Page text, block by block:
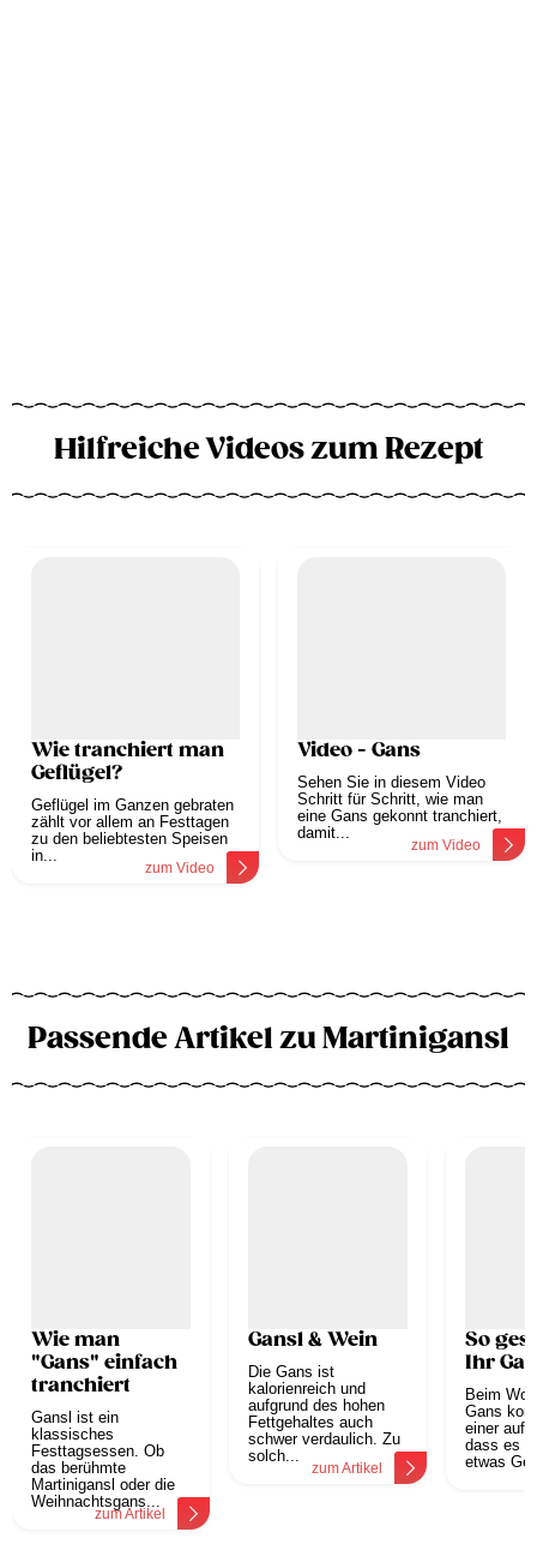
Hilfreiche Videos zum Rezept
Wie tranchiert man
Geflügel?
Geflügel im Ganzen gebraten
zählt vor allem an Festtagen
zu den beliebtesten Speisen
in...
zum Video
Video - Gans
Sehen Sie in diesem Video
Schritt für Schritt, wie man
eine Gans gekonnt tranchiert,
damit...
zum Video
Passende Artikel zu Martinigansl
Wie man
"Gans" einfach
tranchiert
Gansl ist ein
klassisches
Festtagsessen. Ob
das berühmte
Martinigansl oder die
Weihnachtsgans...
zum Artikel
Gansl & Wein
Die Gans ist
kalorienreich und
aufgrund des hohen
Fettgehaltes auch
schwer verdaulich. Zu
solch...
zum Artikel
So
Ihr
Beim
Gans
einer auf
dass es
etwas